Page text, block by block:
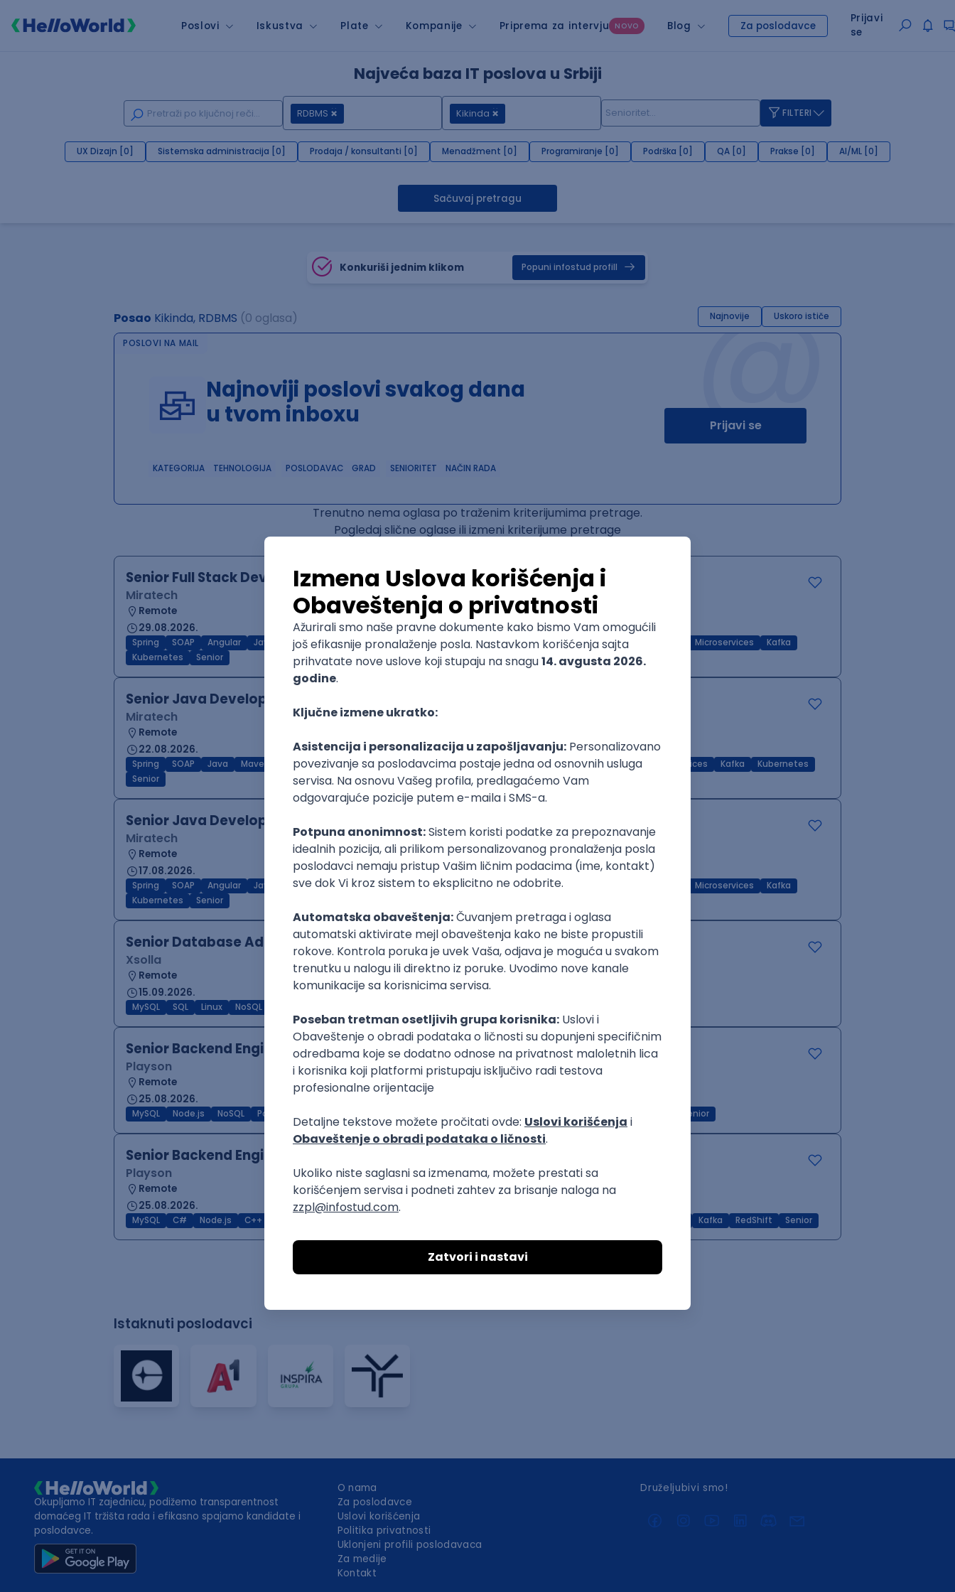
Poslovi Iskustva Plate Kompanije Priprema za intervju NOVO Blog Za poslodavce
Prijavi
se
Najveća baza IT poslova u Srbiji
RDBMS Kikinda FILTERI
UX Dizajn [0] Sistemska administracija [0] Prodaja / konsultanti [0] Menadžment [0] Programiranje [0] Podrška [0] QA [0] Prakse [0] AI/ML [0]
Sačuvaj pretragu
Konkuriši jednim klikom Popuni infostud profill
Posao Kikinda, RDBMS (0 oglasa) Najnovije Uskoro ističe
@
POSLOVI NA MAIL
Najnoviji poslovi svakog dana
u tvom inboxu
Prijavi se
KATEGORIJA TEHNOLOGIJA POSLODAVAC GRAD SENIORITET NAČIN RADA
Trenutno nema oglasa po traženim kriterijumima pretrage.
Pogledaj slične oglase ili izmeni kriterijume pretrage
Senior Full Stack Developer (Java, Angular)
Miratech
Remote
29.08.2026.
Spring SOAP Angular Java Maven Hibernate Docker PostgreSQL Jira DevOps REST ActiveMQ Microservices
Kafka
Kubernetes
Senior
Senior Java Developer
Miratech
Remote
22.08.2026.
Spring SOAP Java Maven Hibernate Docker PostgreSQL Jira DevOps REST ActiveMQ RDBMS Microservices Kafka
Kubernetes
Senior
Senior Java Developer
Miratech
Remote
17.08.2026.
Spring SOAP Angular Java Maven Hibernate Docker PostgreSQL Jira DevOps Microservices
Kafka
Kubernetes
Senior
Senior Database Administrator
Xsolla
Remote
15.09.2026.
MySQL SQL Linux NoSQL
Senior Backend Engineer Node.js (Boosters)
Playson
Remote
25.08.2026.
MySQL Node.js NoSQL PostgreSQL Senior
Senior Backend Engineer (Platform Tribe)
Playson
Remote
25.08.2026.
MySQL C# Node.js C++ Kafka RedShift Senior
Istaknuti poslodavci
Okupljamo IT zajednicu, podižemo transparentnost
domaćeg IT tržišta rada i efikasno spajamo kandidate i
poslodavce.
O nama
Za poslodavce
Uslovi korišćenja
Politika privatnosti
Uklonjeni profili poslodavaca
Za medije
Kontakt
Druželjubivi smo!